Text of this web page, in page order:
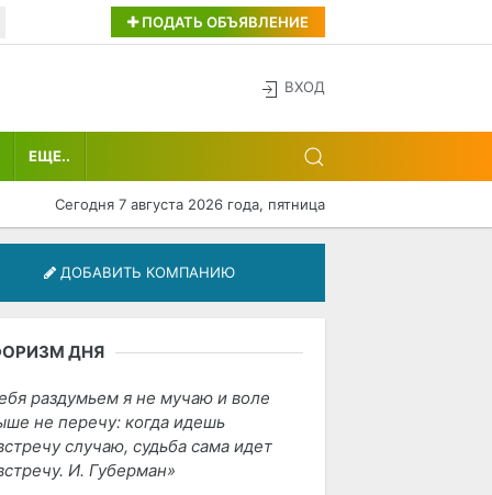
ПОДАТЬ ОБЪЯВЛЕНИЕ
ВХОД
ЕЩЕ..
Сегодня 7 августа 2026 года, пятница
ДОБАВИТЬ КОМПАНИЮ
ДНЯ
раздумьем я не мучаю и воле
не перечу: когда идешь
случаю, судьба сама идет
И. Губерман